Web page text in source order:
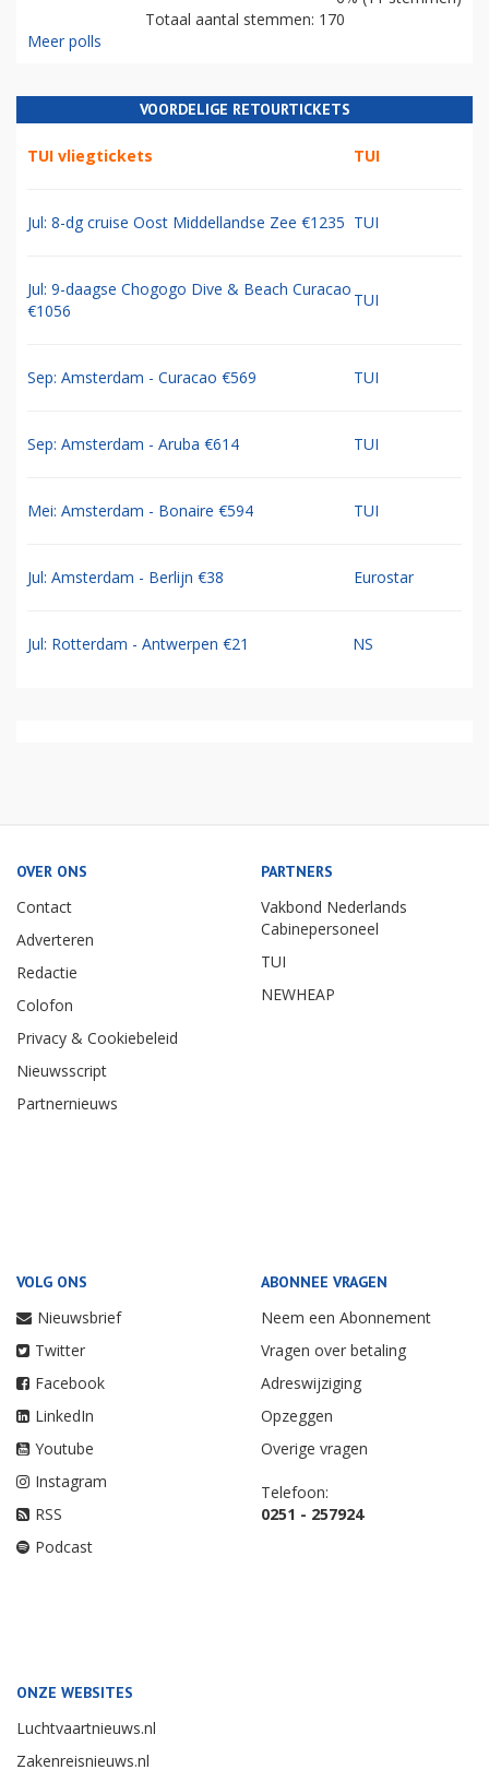
Totaal aantal stemmen: 170
Meer polls
VOORDELIGE RETOURTICKETS
TUI vliegtickets TUI
Jul: 8-dg cruise Oost Middellandse Zee €1235 TUI
Jul: 9-daagse Chogogo Dive & Beach Curacao
€1056
TUI
Sep: Amsterdam - Curacao €569 TUI
Sep: Amsterdam - Aruba €614 TUI
Mei: Amsterdam - Bonaire €594 TUI
Jul: Amsterdam - Berlijn €38 Eurostar
Jul: Rotterdam - Antwerpen €21 NS
OVER ONS
Contact
Adverteren
Redactie
Colofon
Privacy & Cookiebeleid
Nieuwsscript
Partnernieuws
PARTNERS
Vakbond Nederlands
Cabinepersoneel
TUI
NEWHEAP
VOLG ONS
Nieuwsbrief
Twitter
Facebook
LinkedIn
Youtube
Instagram
RSS
Podcast
ABONNEE VRAGEN
Neem een Abonnement
Vragen over betaling
Adreswijziging
Opzeggen
Overige vragen
Telefoon:
0251 - 257924
ONZE WEBSITES
Luchtvaartnieuws.nl
Zakenreisnieuws.nl